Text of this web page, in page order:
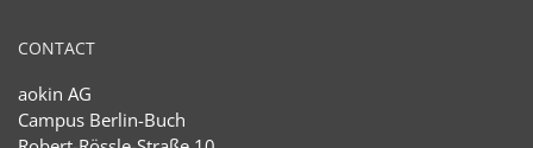
CONTACT
aokin AG
Campus Berlin-Buch